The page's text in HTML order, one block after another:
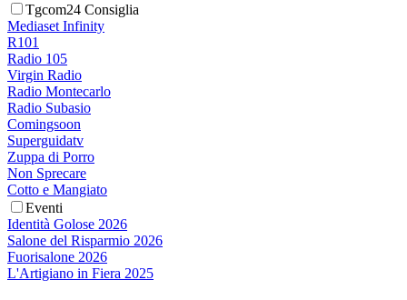
Tgcom24 Consiglia
Mediaset Infinity
R101
Radio 105
Virgin Radio
Radio Montecarlo
Radio Subasio
Comingsoon
Superguidatv
Zuppa di Porro
Non Sprecare
Cotto e Mangiato
Eventi
Identità Golose 2026
Salone del Risparmio 2026
Fuorisalone 2026
L'Artigiano in Fiera 2025